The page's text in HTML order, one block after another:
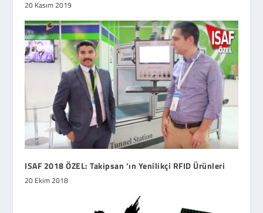
20 Kasım 2019
ISAF 2018 ÖZEL: Takipsan ‘ın Yenilikçi RFID Ürünleri
20 Ekim 2018